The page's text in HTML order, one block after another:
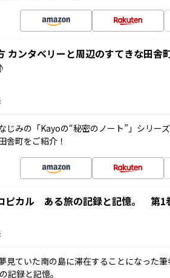
カンタベリーと周辺のすてきな田舎
じみの「Kayoの“秘密のノート”」シリー
舎町をご紹介！
ピカル ある旅の記録と記憶。 第1
見ていた南の島に滞在することになった
記録と記憶。